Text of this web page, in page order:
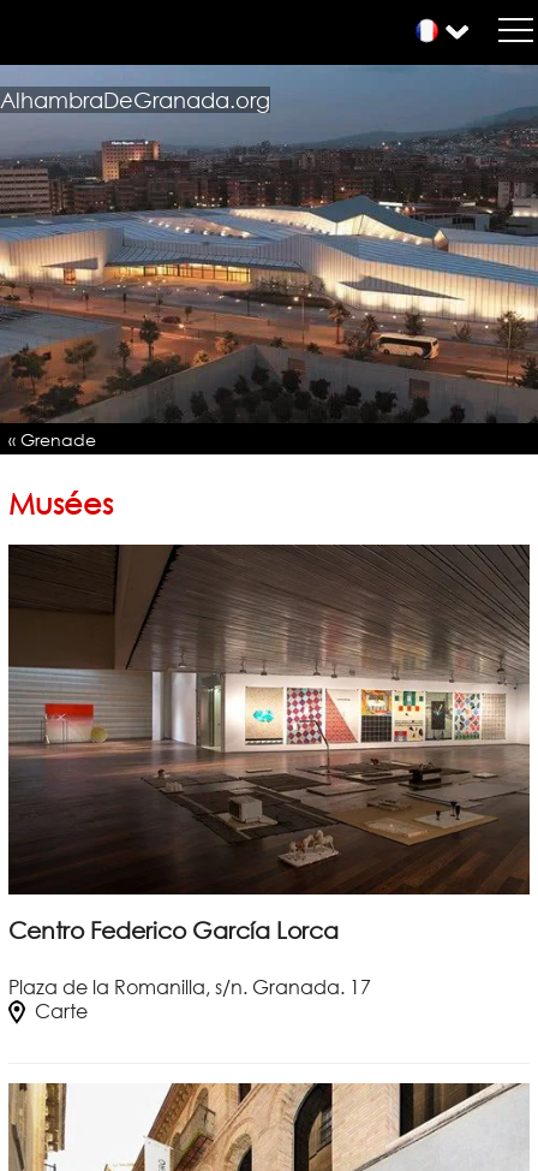
AlhambraDeGranada.org
« Grenade
Musées
Centro Federico García Lorca
Plaza de la Romanilla, s/n. Granada. 17
Carte